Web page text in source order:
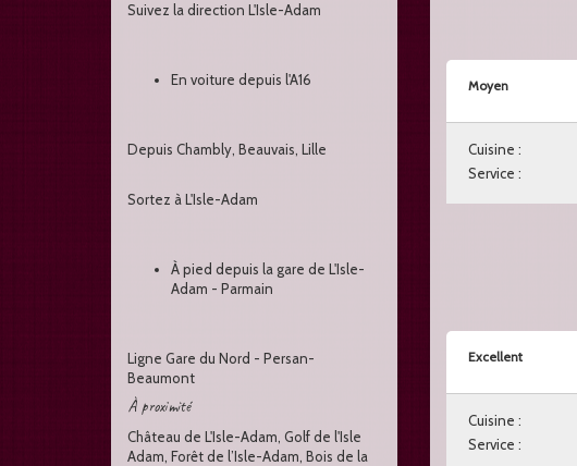
Suivez la direction L'Isle-Adam
En voiture depuis l'A16
Depuis Chambly, Beauvais, Lille
Sortez à L'Isle-Adam
À pied depuis la gare de L'Isle-
Adam - Parmain
Ligne Gare du Nord - Persan-
Beaumont
À proximité
Château de L'Isle-Adam, Golf de l'Isle
Adam, Forêt de l’Isle-Adam, Bois de la
Moyen
Cuisine :
Service :
Excellent
Cuisine :
Service :